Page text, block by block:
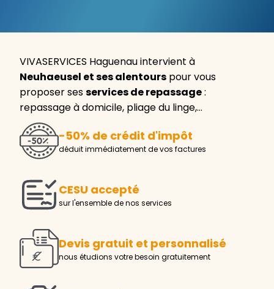
VIVASERVICES Haguenau intervient à
Neuhaeusel et ses alentours pour vous
proposer sesservices de repassage:
repassage à domicile, pliage du linge,…
-50% de crédit d'impôt
déduit immédiatement de vos factures
CESU accepté
sur l'ensemble de nos services
Devis gratuit et personnalisé
nous étudions votre besoin gratuitement